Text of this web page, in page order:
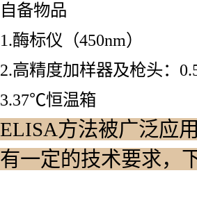
自备物品
1.酶标仪（450nm）
2.高精度加样器及枪头：
3.37℃恒温箱
ELISA方法被广泛应
有一定的技术要求，